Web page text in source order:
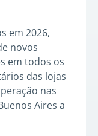
em 2026,
novos
em todos os
das lojas
nas
Aires a